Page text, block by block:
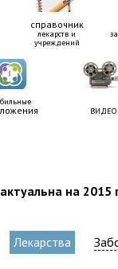
справочник
лекарств и
учреждений
ВИДЕО
на 2015
Лекарства